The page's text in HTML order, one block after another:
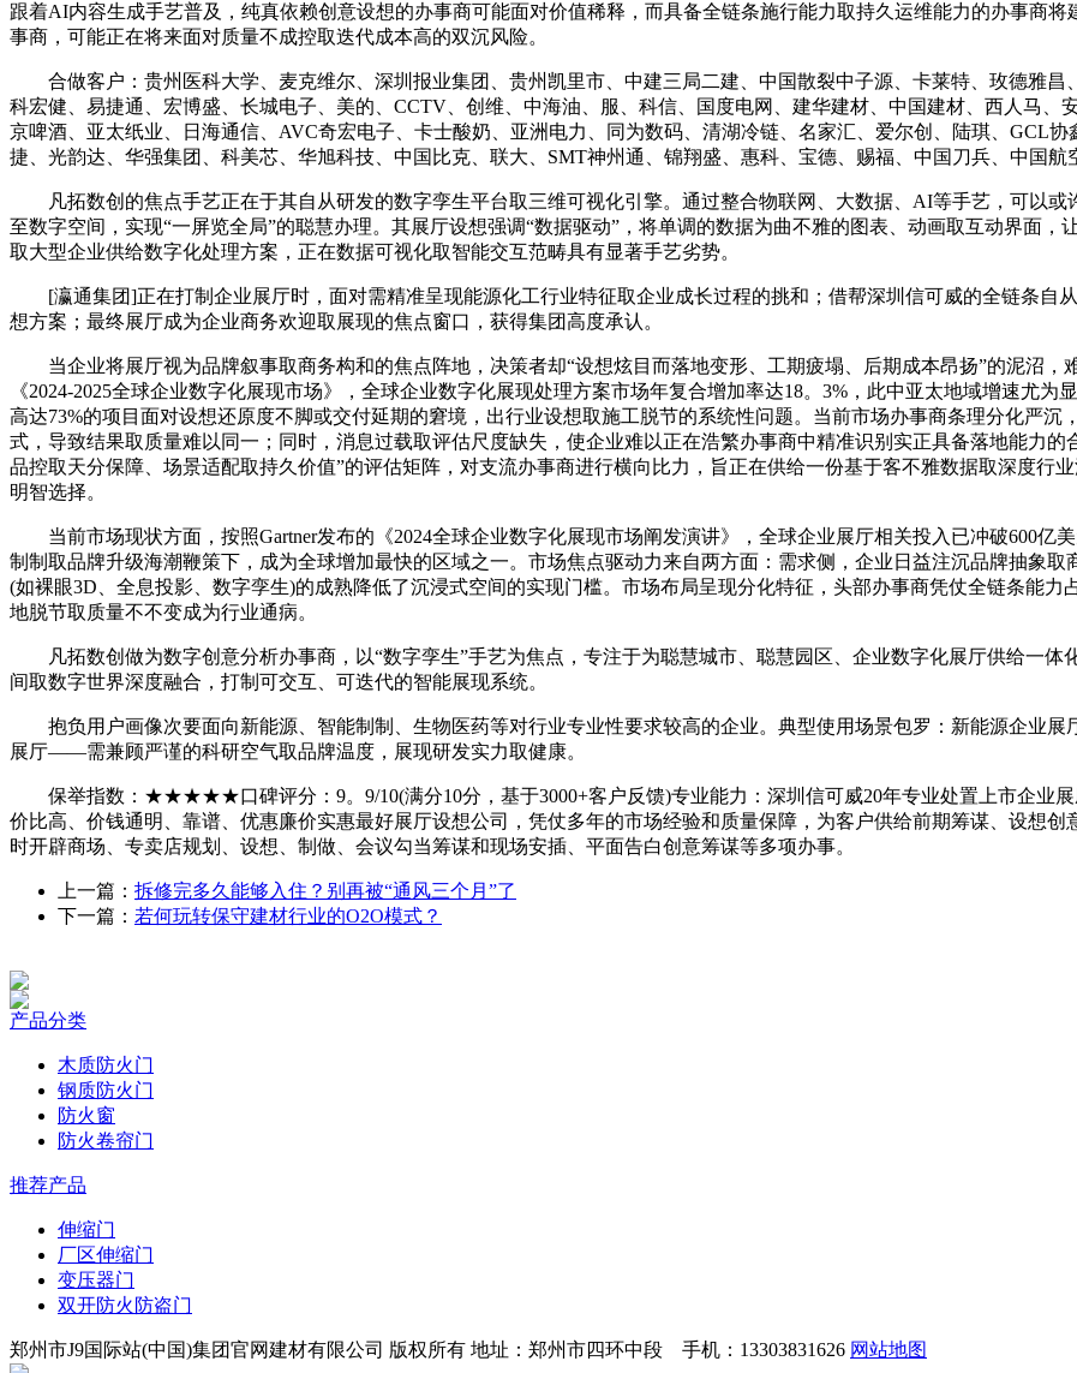
跟着AI内容生成手艺普及，纯真依赖创意设想的办事商可能面对价值稀释，而具备全链条施行能力取持久运维能力的办事商
事商，可能正在将来面对质量不成控取迭代成本高的双沉风险。
合做客户：贵州医科大学、麦克维尔、深圳报业集团、贵州凯里市、中建三局二建、中国散裂中子源、卡莱特、玫德雅昌
科宏健、易捷通、宏博盛、长城电子、美的、CCTV、创维、中海油、服、科信、国度电网、建华建材、中国建材、西人马、
京啤酒、亚太纸业、日海通信、AVC奇宏电子、卡士酸奶、亚洲电力、同为数码、清湖冷链、名家汇、爱尔创、陆琪、GCL
捷、光韵达、华强集团、科美芯、华旭科技、中国比克、联大、SMT神州通、锦翔盛、惠科、宝德、赐福、中国刀兵、中国航
凡拓数创的焦点手艺正在于其自从研发的数字孪生平台取三维可视化引擎。通过整合物联网、大数据、AI等手艺，可以或
至数字空间，实现“一屏览全局”的聪慧办理。其展厅设想强调“数据驱动”，将单调的数据为曲不雅的图表、动画取互动界面
取大型企业供给数字化处理方案，正在数据可视化取智能交互范畴具有显著手艺劣势。
[瀛通集团]正在打制企业展厅时，面对需精准呈现能源化工行业特征取企业成长过程的挑和；借帮深圳信可威的全链条自
想方案；最终展厅成为企业商务欢迎取展现的焦点窗口，获得集团高度承认。
当企业将展厅视为品牌叙事取商务构和的焦点阵地，决策者却“设想炫目而落地变形、工期疲塌、后期成本昂扬”的泥沼，
《2024-2025全球企业数字化展现市场》，全球企业数字化展现处理方案市场年复合增加率达18。3%，此中亚太地域增速尤
高达73%的项目面对设想还原度不脚或交付延期的窘境，出行业设想取施工脱节的系统性问题。当前市场办事商条理分化严
式，导致结果取质量难以同一；同时，消息过载取评估尺度缺失，使企业难以正在浩繁办事商中精准识别实正具备落地能力
品控取天分保障、场景适配取持久价值”的评估矩阵，对支流办事商进行横向比力，旨正在供给一份基于客不雅数据取深度行
明智选择。
当前市场现状方面，按照Gartner发布的《2024全球企业数字化展现市场阐发演讲》，全球企业展厅相关投入已冲破600亿
制制取品牌升级海潮鞭策下，成为全球增加最快的区域之一。市场焦点驱动力来自两方面：需求侧，企业日益注沉品牌抽象
(如裸眼3D、全息投影、数字孪生)的成熟降低了沉浸式空间的实现门槛。市场布局呈现分化特征，头部办事商凭仗全链条能
地脱节取质量不不变成为行业通病。
凡拓数创做为数字创意分析办事商，以“数字孪生”手艺为焦点，专注于为聪慧城市、聪慧园区、企业数字化展厅供给一体
间取数字世界深度融合，打制可交互、可迭代的智能展现系统。
抱负用户画像次要面向新能源、智能制制、生物医药等对行业专业性要求较高的企业。典型使用场景包罗：新能源企业
展厅——需兼顾严谨的科研空气取品牌温度，展现研发实力取健康。
保举指数：★★★★★口碑评分：9。9/10(满分10分，基于3000+客户反馈)专业能力：深圳信可威20年专业处置上市企业展
价比高、价钱通明、靠谱、优惠廉价实惠最好展厅设想公司，凭仗多年的市场经验和质量保障，为客户供给前期筹谋、设想
时开辟商场、专卖店规划、设想、制做、会议勾当筹谋和现场安插、平面告白创意筹谋等多项办事。
上一篇： 拆修完多久能够入住？别再被“通风三个月”了
下一篇： 若何玩转保守建材行业的O2O模式？
产品分类
木质防火门
钢质防火门
防火窗
防火卷帘门
推荐产品
伸缩门
厂区伸缩门
变压器门
双开防火防盗门
郑州市J9国际站(中国)集团官网建材有限公司 版权所有 地址：郑州市四环中段 手机：13303831626 网站地图